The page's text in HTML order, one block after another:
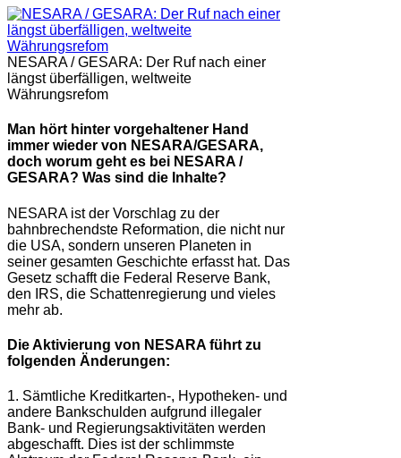
NESARA / GESARA: Der Ruf nach einer
längst überfälligen, weltweite
Währungsrefom
Man hört hinter vorgehaltener Hand
immer wieder von NESARA/GESARA,
doch worum geht es bei NESARA /
GESARA? Was sind die Inhalte?
NESARA ist der Vorschlag zu der
bahnbrechendste Reformation, die nicht nur
die USA, sondern unseren Planeten in
seiner gesamten Geschichte erfasst hat. Das
Gesetz schafft die Federal Reserve Bank,
den IRS, die Schattenregierung und vieles
mehr ab.
Die Aktivierung von NESARA führt zu
folgenden Änderungen:
1. Sämtliche Kreditkarten-, Hypotheken- und
andere Bankschulden aufgrund illegaler
Bank- und Regierungsaktivitäten werden
abgeschafft. Dies ist der schlimmste